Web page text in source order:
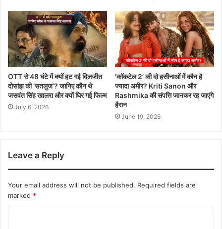
OTT से 48 घंटे में क्यों हट गई दिलजीत
दोसांझ की ‘सतलुज’? जानिए कौन थे
जसवंत सिंह खालरा और क्यों घिर गई फिल्म
July 6, 2026
‘कॉकटेल 2’ की दो हसीनाओं में कौन है
ज्यादा अमीर? Kriti Sanon और
Rashmika की संपत्ति जानकर रह जाएंगे
हैरान
June 19, 2026
Leave a Reply
Your email address will not be published. Required fields are
marked *